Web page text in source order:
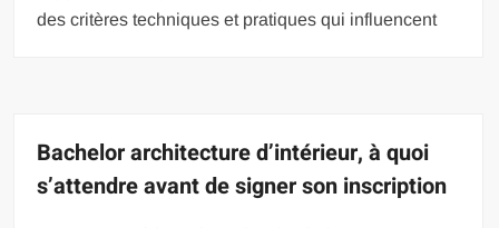
des critères techniques et pratiques qui influencent
Bachelor architecture d’intérieur, à quoi
s’attendre avant de signer son inscription